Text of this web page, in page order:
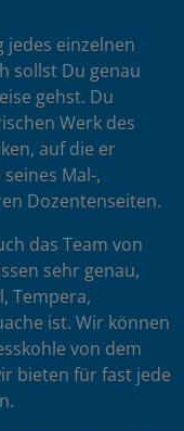
jedes einzelnen
sollst Du genau
gehst. Du
Werk des
auf die er
Mal-,
Dozentenseiten.
das Team von
sehr genau,
Tempera,
ist. Wir können
von dem
bieten für fast jede